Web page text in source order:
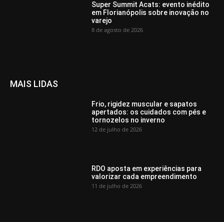
Super Summit Acats: evento inédito
em Florianópolis sobre inovação no
varejo
8 de agosto de 2026
MAIS LIDAS
Frio, rigidez muscular e sapatos
apertados: os cuidados com pés e
tornozelos no inverno
12 de julho de 2026
RDO aposta em experiências para
valorizar cada empreendimento
11 de julho de 2026